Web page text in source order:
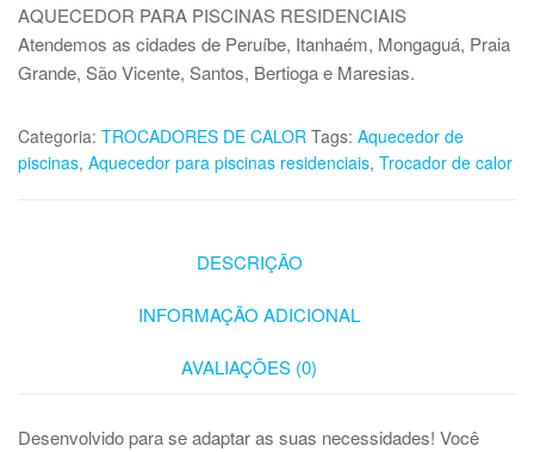
AQUECEDOR PARA PISCINAS RESIDENCIAIS
Atendemos as cidades de Peruíbe, Itanhaém, Mongaguá, Praia
Grande, São Vicente, Santos, Bertioga e Maresias.
Categoria: TROCADORES DE CALOR Tags: Aquecedor de
piscinas, Aquecedor para piscinas residenciais, Trocador de calor
DESCRIÇÃO
INFORMAÇÃO ADICIONAL
AVALIAÇÕES (0)
Desenvolvido para se adaptar as suas necessidades! Você